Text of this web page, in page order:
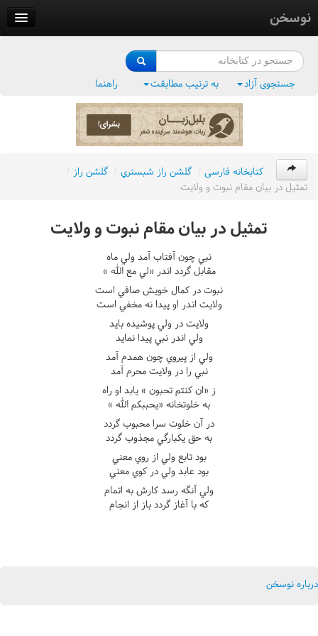
نوسخن
فرهنگ واژگان
جستجوی آزاد به ترتیب مطابقت راهنما
کتابخانه فارسی / گلشن راز شبستري / گلشن راز /
تمثيل در بيان مقام نبوت و ولايت
تمثيل در بيان مقام نبوت و ولايت
نبي چون آفتاب آمد ولي ماه
مقابل گردد اندر «لي مع الله »
نبوت در کمال خويش صافي است
ولايت اندر او پيدا نه مخفي است
ولايت در ولي پوشيده بايد
ولي اندر نبي پيدا نمايد
ولي از پيروي چون همدم آمد
نبي را در ولايت محرم آمد
ز «ان کنتم تحبون » يابد او راه
به خلوتخانه «يحببکم الله »
در آن خلوت سرا محبوب گردد
به حق يکبارگي مجذوب گردد
بود تابع ولي از روي معني
بود عابد ولي در کوي معني
ولي آنگه رسد کارش به اتمام
که با آغاز گردد باز از انجام
درباره نوسخن